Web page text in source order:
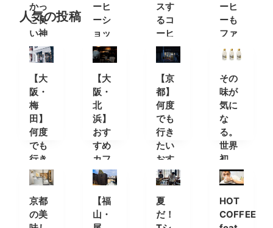
かっ
こ良
い神
戸の
コー
ヒー
スタ
ンド
ーヒ
ーシ
ョッ
プ
スす
るコ
ーヒ
ース
タン
ド
ーヒ
ーも
ファ
ッシ
ョン
も楽
しん
で
人気の投稿
【大
阪・
梅
田】
何度
でも
行き
たい
おす
すめ
カフ
【大
阪・
北
浜】
おす
すめ
カフ
ェ・
コー
ヒー
スタ
【京
都】
何度
でも
行き
たい
おす
すめ
カフ
ェ＆
コー
その
味が
気に
な
る。
世界
初
の”透
明な
コー
ヒ
京都
の美
【福
山・
夏
だ！
HOT
COFFEE